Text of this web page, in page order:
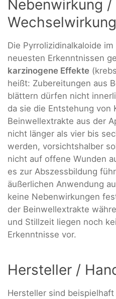
Nebenwirkung /
Wechselwirkung
Die Pyrrolizidinalkaloide
neuesten Erkenntnissen
karzinogene Effekte
heißt: Zubereitungen aus
blättern dürfen nicht
da sie die Entstehung von
Beinwellextrakte aus der
nicht länger als vier bis
werden, vorsichtshalber
nicht auf offene Wunden
es zur Abszessbildung
äußerlichen Anwendung
keine Nebenwirkungen
der Beinwellextrakte
und Stillzeit liegen noch
Erkenntnisse vor.
Hersteller /
Hersteller sind